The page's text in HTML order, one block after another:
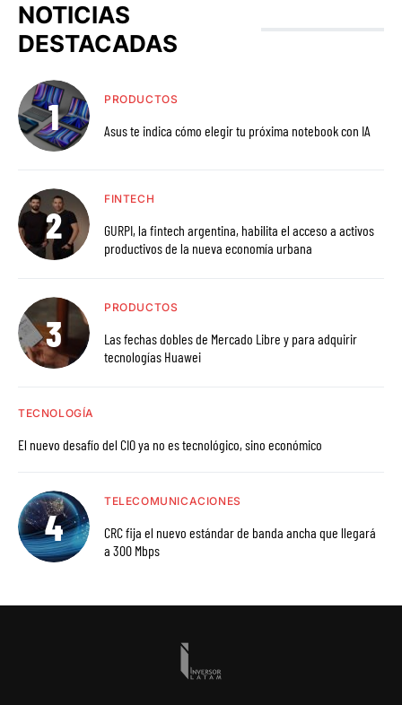
NOTICIAS
DESTACADAS
PRODUCTOS
Asus te indica cómo elegir tu próxima notebook con IA
FINTECH
GURPI, la fintech argentina, habilita el acceso a activos
productivos de la nueva economía urbana
PRODUCTOS
Las fechas dobles de Mercado Libre y para adquirir
tecnologías Huawei
TECNOLOGÍA
El nuevo desafío del CIO ya no es tecnológico, sino económico
TELECOMUNICACIONES
CRC fija el nuevo estándar de banda ancha que llegará
a 300 Mbps